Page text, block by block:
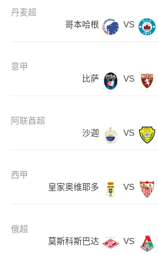
丹麦超
哥本哈根
VS
意甲
比萨
VS
阿联酋超
沙迦
VS
西甲
皇家奥维耶多
VS
俄超
莫斯科斯巴达
VS